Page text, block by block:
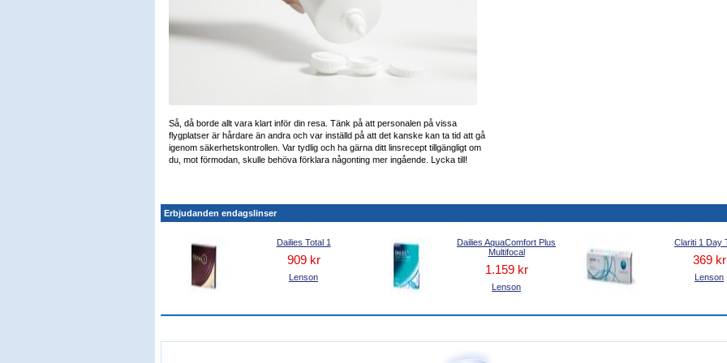
Så, då borde allt vara klart inför din resa. Tänk på att personalen på vissa
flygplatser är hårdare än andra och var inställd på att det kanske kan ta tid att gå
igenom säkerhetskontrollen. Var tydlig och ha gärna ditt linsrecept tillgängligt om
du, mot förmodan, skulle behöva förklara någonting mer ingående. Lycka till!
Erbjudanden endagslinser
Dailies Total 1
909 kr
Lenson
Dailies AquaComfort Plus
Multifocal
1.159 kr
Lenson
Clariti 1 Day
369 kr
Lenson